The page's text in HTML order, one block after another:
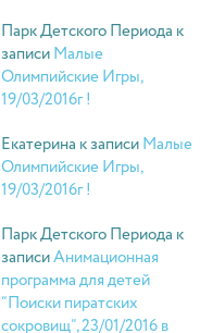
Парк Детского Периода к
записиМалые
Олимпийские Игры,
19/03/2016г !
Екатерина к записиМалые
Олимпийские Игры,
19/03/2016г !
Парк Детского Периода к
записиАнимационная
программа для детей
“Поиски пиратских
сокровищ”, 23/01/2016 в